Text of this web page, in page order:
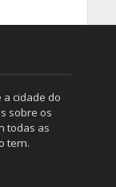
a cidade do
sobre os
todas as
tem.